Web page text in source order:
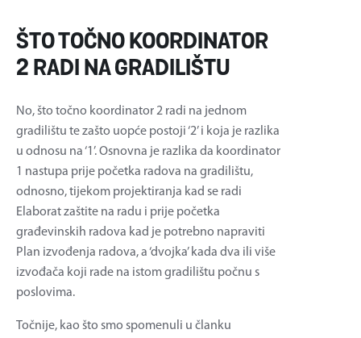
ŠTO TOČNO KOORDINATOR
2 RADI NA GRADILIŠTU
No, što točno koordinator 2 radi na jednom
gradilištu te zašto uopće postoji ‘2’ i koja je razlika
u odnosu na ‘1’. Osnovna je razlika da koordinator
1 nastupa prije početka radova na gradilištu,
odnosno, tijekom projektiranja kad se radi
Elaborat zaštite na radu i prije početka
građevinskih radova kad je potrebno napraviti
Plan izvođenja radova, a ‘dvojka’ kada dva ili više
izvođača koji rade na istom gradilištu počnu s
poslovima.
Točnije, kao što smo spomenuli u članku